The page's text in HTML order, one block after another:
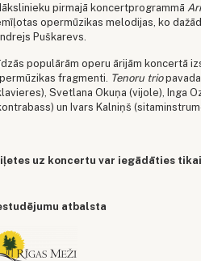
pirmajā koncertprogrammā
opermūzikas melodijas, ko
Puškarevs.
populārām operu ārijām koncertā
fragmenti. Tenoru trio
Svetlana Okuņa (vijole), Inga
un Ivars Kalniņš
uz koncertu var iegādāties
atbalsta